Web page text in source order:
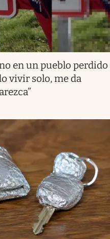
en un pueblo perdido
vivir solo, me da